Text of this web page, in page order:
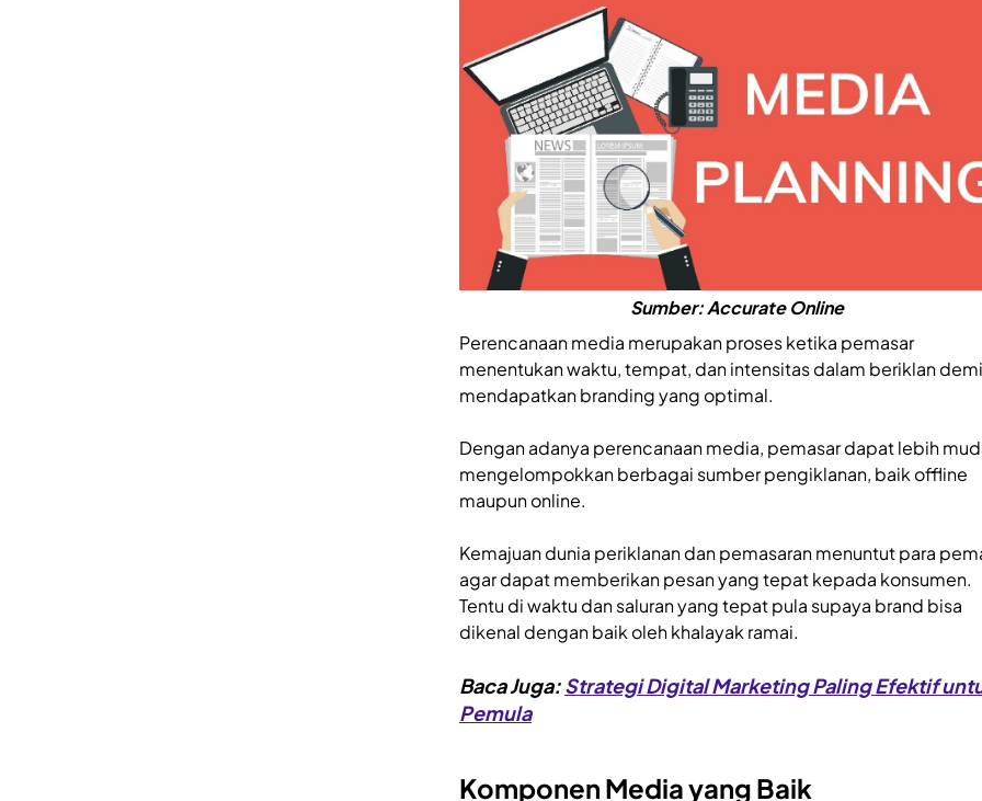
Sumber: Accurate Online
Perencanaan media merupakan proses ketika pemasar
menentukan waktu, tempat, dan intensitas dalam beriklan demi
mendapatkan branding yang optimal.
Dengan adanya perencanaan media, pemasar dapat lebih
mengelompokkan berbagai sumber pengiklanan, baik offline
maupun online.
Kemajuan dunia periklanan dan pemasaran menuntut para
agar dapat memberikan pesan yang tepat kepada konsumen.
Tentu di waktu dan saluran yang tepat pula supaya brand bisa
dikenal dengan baik oleh khalayak ramai.
Baca Juga:Strategi Digital Marketing Paling Efektif
Pemula
Komponen Media yang Baik